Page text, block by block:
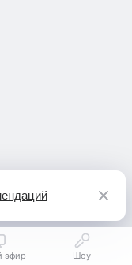
эфир Шоу